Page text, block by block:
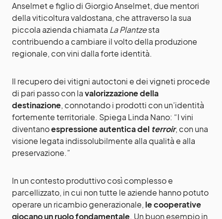
Anselmet e figlio di Giorgio Anselmet, due mentori
della viticoltura valdostana, che attraverso la sua
piccola azienda chiamata La Plantzesta
contribuendo a cambiare il volto della produzione
regionale, con vini dalla forte identità.
Il recupero dei vitigni autoctoni e dei vigneti procede
di pari passo con lavalorizzazione della
destinazione, connotando i prodotti con un’identità
fortemente territoriale. Spiega Linda Nano: “I vini
diventanoespressione autentica del terroir, con una
visione legata indissolubilmente alla qualità e alla
preservazione.”
In un contesto produttivo così complesso e
parcellizzato, in cui non tutte le aziende hanno potuto
operare un ricambio generazionale, le cooperative
giocano un ruolo fondamentale. Un buon esempio in